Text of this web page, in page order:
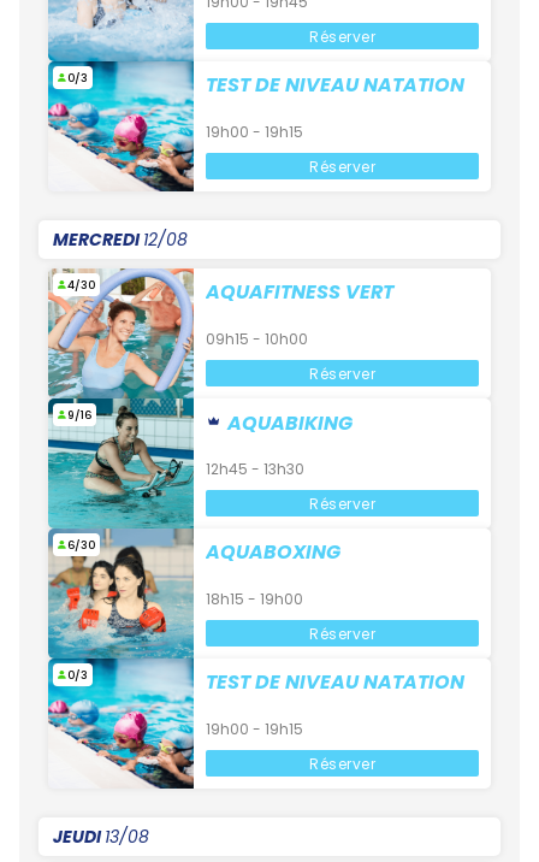
Réserver
0/3 TEST DE NIVEAU NATATION
19h00 - 19h15
Réserver
MERCREDI12/08
4/30 AQUAFITNESS VERT
09h15 - 10h00
Réserver
9/16 AQUABIKING
12h45 - 13h30
Réserver
6/30 AQUABOXING
18h15 - 19h00
Réserver
0/3 TEST DE NIVEAU NATATION
19h00 - 19h15
Réserver
JEUDI13/08